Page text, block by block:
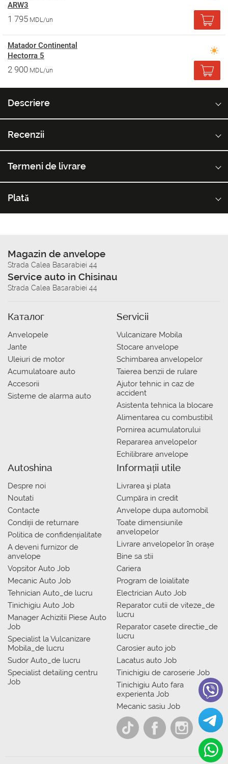
ARW3
1 795 MDL/un
Matador Continental
Hectorra 5
2 900 MDL/un
Descriere
Recenzii
Termeni de livrare
Plată
Magazin de anvelope
Strada Calea Basarabiei 44
Service auto in Chisinau
Strada Calea Basarabiei 44
Каталог
Anvelopele
Jante
Uleiuri de motor
Acumulatoare auto
Accesorii
Sisteme de alarma auto
Servicii
Vulcanizare Mobila
Stocare anvelope
Schimbarea anvelopelor
Taierea benzii de rulare
Ajutor tehnic in caz de
accident
Asistenta tehnica la blocare
Alimentarea cu combustibil
Pornirea acumulatorului
Repararea anvelopelor
Echilibrare anvelope
Autoshina
Despre noi
Noutati
Contacte
Condiții de returnare
Politica de confidențialitate
A deveni furnizor de
anvelope
Vopsitor Auto Job
Mecanic Auto Job
Tehnician Auto_de lucru
Tinichigiu Auto Job
Manager Achizitii Piese Auto
Job
Specialist la Vulcanizare
Mobila_de lucru
Sudor Auto_de lucru
Specialist detailing centru
Job
Informații utile
Livrarea şi plata
Сumpăra in credit
Anvelope dupa automobil
Toate dimensiunile
anvelopelor
Livrare anvelopelor în orașe
Bine sa stii
Cariera
Program de loialitate
Electrician Auto Job
Reparator cutii de viteze_de
lucru
Reparator casete directie_de
lucru
Carosier auto job
Lacatus auto Job
Tinichigiu de caroserie Job
Tinichigiu Auto fara
experienta Job
Mecanic sasiu Job